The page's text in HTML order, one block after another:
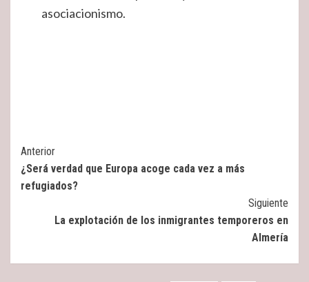
asociacionismo.
Post
Navigation
Anterior
¿Será verdad que Europa acoge cada vez a más
refugiados?
Siguiente
La explotación de los inmigrantes temporeros en
Almería